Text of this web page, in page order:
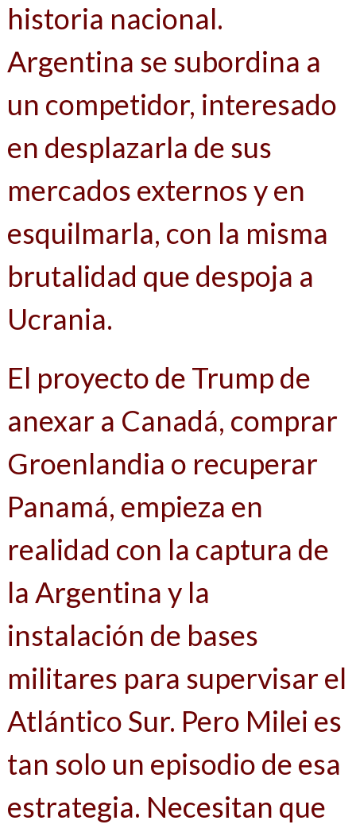
historia nacional.
Argentina se subordina a
un competidor, interesado
en desplazarla de sus
mercados externos y en
esquilmarla, con la misma
brutalidad que despoja a
Ucrania.
El proyecto de Trump de
anexar a Canadá, comprar
Groenlandia o recuperar
Panamá, empieza en
realidad con la captura de
la Argentina y la
instalación de bases
militares para supervisar el
Atlántico Sur. Pero Milei es
tan solo un episodio de esa
estrategia. Necesitan que